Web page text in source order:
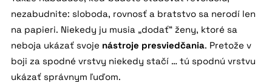
nezabudnite: sloboda, rovnosť a bratstvo sa nerodí len
na papieri. Niekedy ju musia „dodať“ ženy, ktoré sa
neboja ukázať svoje nástroje presviedčania. Pretože v
boji za spodné vrstvy niekedy stačí … tú spodnú vrstvu
ukázať správnym ľuďom.